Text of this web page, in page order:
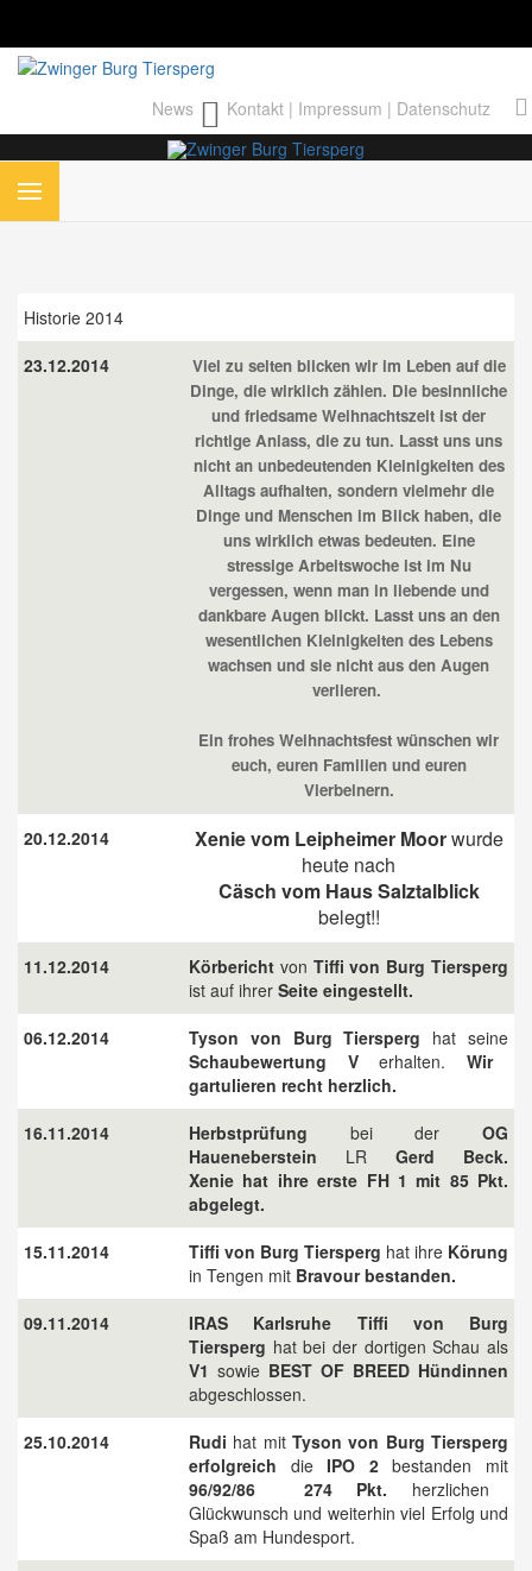
News Kontakt | Impressum | Datenschutz
Historie 2014
23.12.2014
Viel zu selten blicken wir im Leben auf die
Dinge, die wirklich zählen. Die besinnliche
und friedsame Weihnachtszeit ist der
richtige Anlass, die zu tun. Lasst uns uns
nicht an unbedeutenden Kleinigkeiten des
Alltags aufhalten, sondern vielmehr die
Dinge und Menschen im Blick haben, die
uns wirklich etwas bedeuten. Eine
stressige Arbeitswoche ist im Nu
vergessen, wenn man in liebende und
dankbare Augen blickt. Lasst uns an den
wesentlichen Kleinigkeiten des Lebens
wachsen und sie nicht aus den Augen
verlieren.
Ein frohes Weihnachtsfest wünschen wir
euch, euren Familien und euren
Vierbeinern.
20.12.2014 Xenie vom Leipheimer Moorwurde
heute nach
Cäsch vom Haus Salztalblick
belegt!!
11.12.2014 Körbericht von Tiffi von Burg Tiersperg
ist auf ihrer Seite eingestellt.
06.12.2014
Tyson von Burg Tiersperg hat seine
Schaubewertung V erhalten. Wir
gartulieren recht herzlich.
16.11.2014
Herbstprüfung bei der OG
Haueneberstein LR Gerd Beck.
Xenie hat ihre erste FH 1 mit 85 Pkt.
abgelegt.
15.11.2014
Tiffi von Burg Tiersperg hat ihre Körung
in Tengen mit Bravour bestanden.
09.11.2014
IRAS Karlsruhe Tiffi von Burg
Tiersperg hat bei der dortigen Schau als
V1 sowie BEST OF BREED Hündinnen
abgeschlossen.
25.10.2014
Rudi hat mitTyson von Burg Tiersperg
erfolgreich dieIPO 2bestanden mit
96/92/86 274 Pkt. herzlichen
Glückwunsch und weiterhin viel Erfolg und
Spaß am Hundesport.